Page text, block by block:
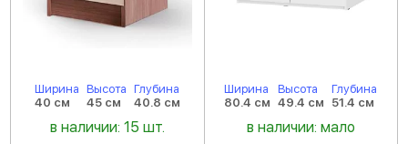
Ширина
40 см
Высота
45 см
Глубина
40.8 см
в наличии: 15 шт.
Ширина
80.4 см
Высота
49.4 см
Глубина
51.4 см
в наличии: мало